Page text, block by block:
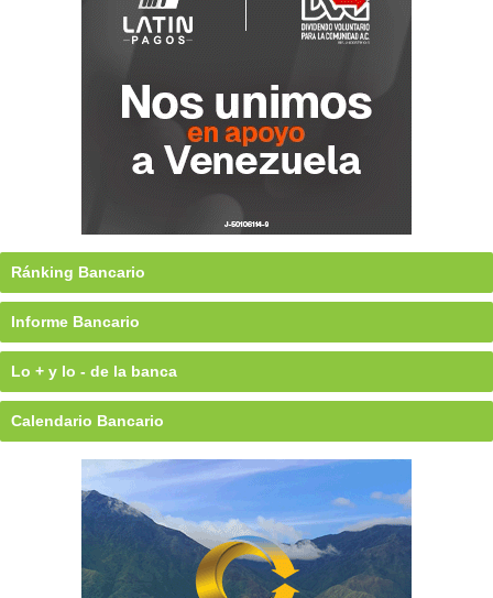
Ránking Bancario
Informe Bancario
Lo + y lo - de la banca
Calendario Bancario